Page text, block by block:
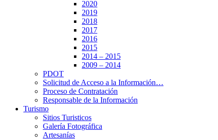
2020
2019
2018
2017
2016
2015
2014 – 2015
2009 – 2014
PDOT
Solicitud de Acceso a la Información…
Proceso de Contratación
Responsable de la Información
Turismo
Sitios Turisticos
Galería Fotográfica
Artesanías